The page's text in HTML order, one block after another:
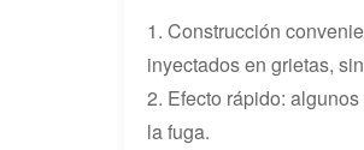
1. Construcción
inyectados en grietas,
2. Efecto rápido:
la fuga.